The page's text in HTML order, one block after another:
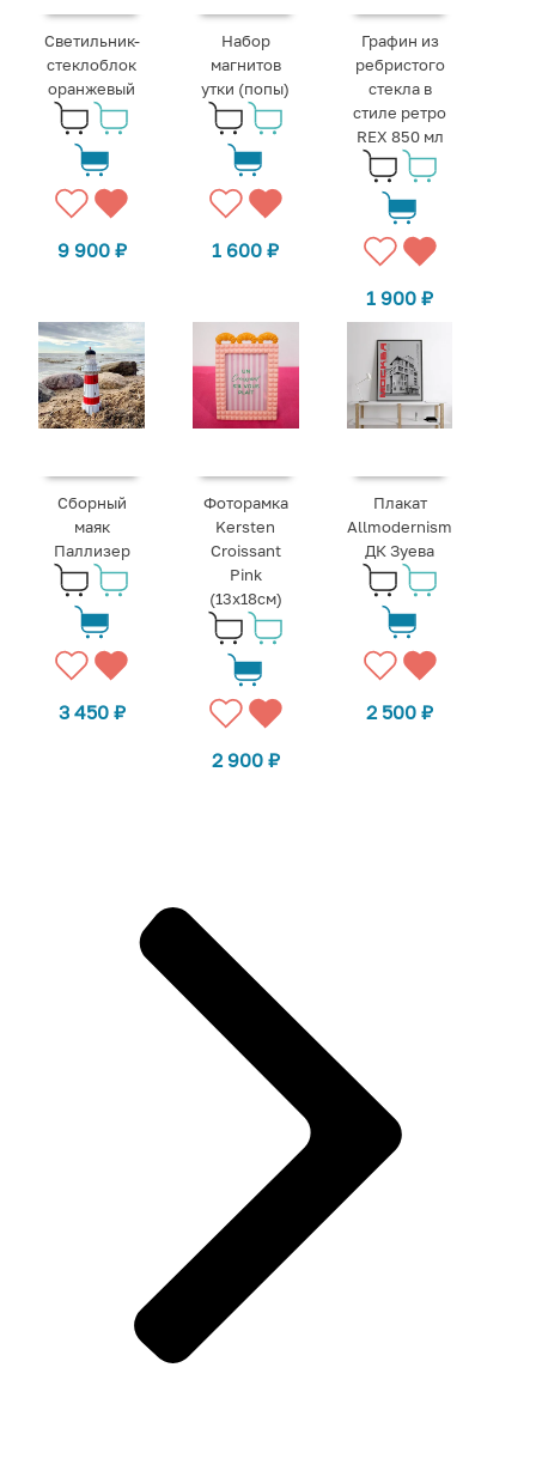
Светильник-
стеклоблок
оранжевый
9 900 ₽
Набор
магнитов
утки (попы)
1 600₽
Графин из
ребристого
стекла в
стиле ретро
REX 850 мл
1 900₽
Сборный
маяк
Паллизер
3 450 ₽
Фоторамка
Kersten
Croissant
Pink
(13x18см)
2 900 ₽
Плакат
Allmodernism
ДК Зуева
2 500₽